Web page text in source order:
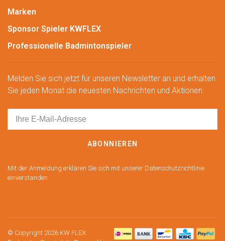
Marken
Sponsor Spieler KWFLEX
Professionelle Badmintonspieler
Melden Sie sich jetzt für unseren Newsletter an und erhalten
Sie jeden Monat die neuesten Nachrichten und Aktionen.
ABONNIEREN
Mit der Anmeldung erklären Sie sich mit unserer Datenschutzrichtlinie
einverstanden.
© Copyright 2026 KW FLEX